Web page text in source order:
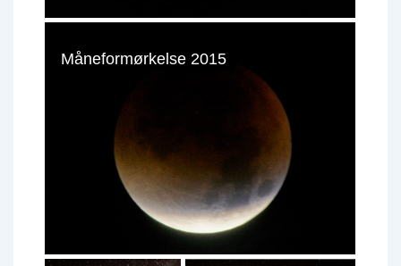
Måneformørkelse 2015